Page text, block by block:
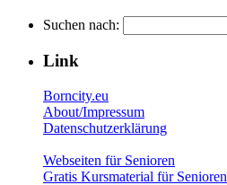
Suchen nach:
Link
Borncity.eu
About/Impressum
Datenschutzerklärung
Webseiten für Senioren
Gratis Kursmaterial für Senioren